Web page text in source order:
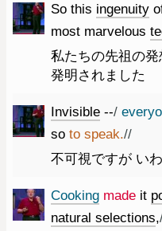
So this ingenuity
most marvelous
私たちの先祖の
発明されました
Invisible --/
so to speak.//
不可視ですが い
Cooking made it
natural selections,